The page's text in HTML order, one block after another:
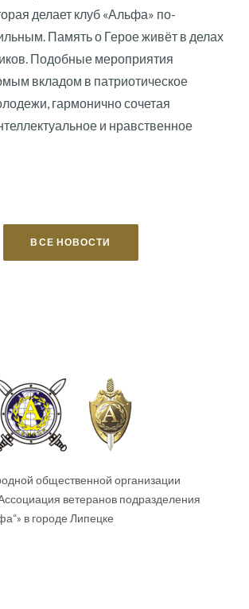
делает клуб «Альфа» по-
Память о Герое живёт в делах
Подобные мероприятия
вкладом в патриотическое
гармонично сочетая
и нравственное
ВСЕ НОВОСТИ
общественной организации
ветеранов подразделения
в городе Липецке